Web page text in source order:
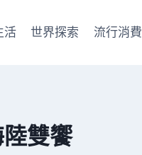
活 世界探索 流行消費
雙饗